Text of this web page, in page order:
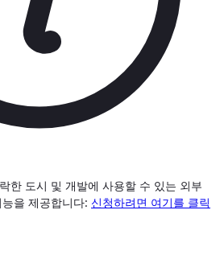
한 도시 및 개발에 사용할 수 있는 외부
을 제공합니다: 신청하려면 여기를 클릭